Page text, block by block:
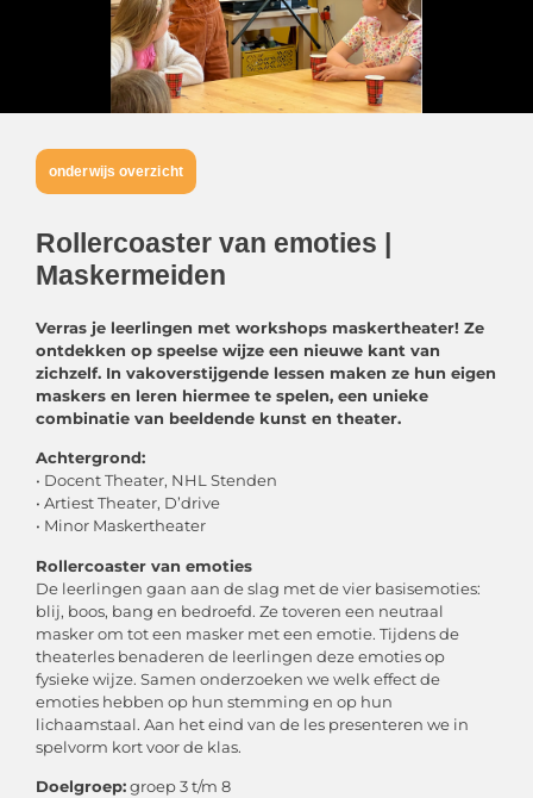
onderwijs overzicht
Rollercoaster van emoties |
Maskermeiden
Verras je leerlingen met workshops maskertheater! Ze
ontdekken op speelse wijze een nieuwe kant van
zichzelf. In vakoverstijgende lessen maken ze hun eigen
maskers en leren hiermee te spelen, een unieke
combinatie van beeldende kunst en theater.
Achtergrond:
• Docent Theater, NHL Stenden
• Artiest Theater, D’drive
• Minor Maskertheater
Rollercoaster van emoties
De leerlingen gaan aan de slag met de vier basisemoties:
blij, boos, bang en bedroefd. Ze toveren een neutraal
masker om tot een masker met een emotie. Tijdens de
theaterles benaderen de leerlingen deze emoties op
fysieke wijze. Samen onderzoeken we welk effect de
emoties hebben op hun stemming en op hun
lichaamstaal. Aan het eind van de les presenteren we in
spelvorm kort voor de klas.
Doelgroep:groep 3 t/m 8